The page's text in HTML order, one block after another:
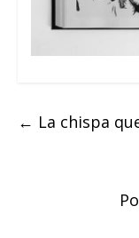
← La chispa